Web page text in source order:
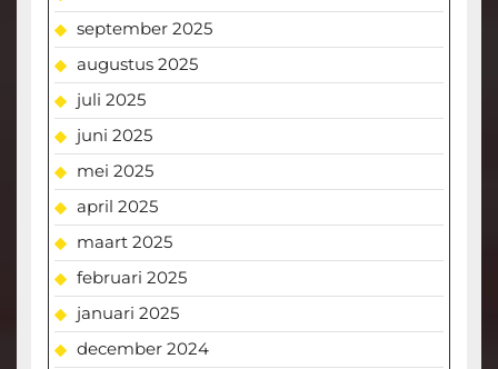
september 2025
augustus 2025
juli 2025
juni 2025
mei 2025
april 2025
maart 2025
februari 2025
januari 2025
december 2024